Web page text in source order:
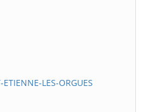
LES-ORGUES